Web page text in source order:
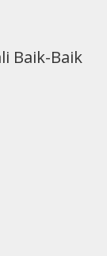
Baik-Baik